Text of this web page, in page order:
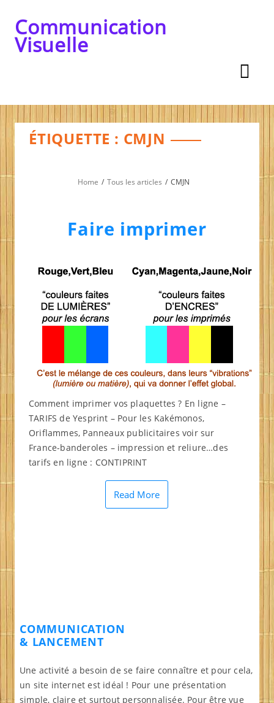
contentCommunication
Visuelle
ÉTIQUETTE : CMJN
Home Tous les articles CMJN
Faire imprimer
Comment imprimer vos plaquettes ? En ligne –
TARIFS de Yesprint – Pour les Kakémonos,
Oriflammes, Panneaux publicitaires voir sur
France-banderoles – impression et reliure…des
tarifs en ligne : CONTIPRINT
Read More
COMMUNICATION
& LANCEMENT
Une activité a besoin de se faire connaître et pour cela,
un site internet est idéal ! Pour une présentation
simple, claire et surtout personnalisée. Pour être vue